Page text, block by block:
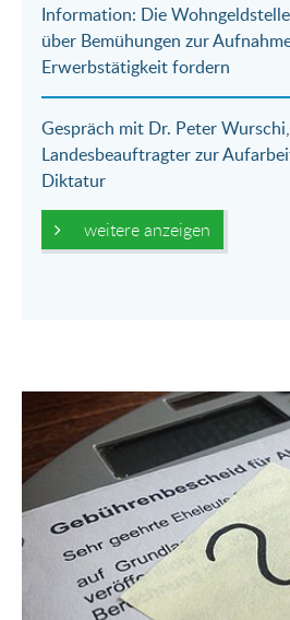
Information: Die
über Bemühungen zur
Erwerbstätigkeit fordern
Gespräch mit Dr. Peter
Landesbeauftragter zur
Diktatur
weitere anzeigen